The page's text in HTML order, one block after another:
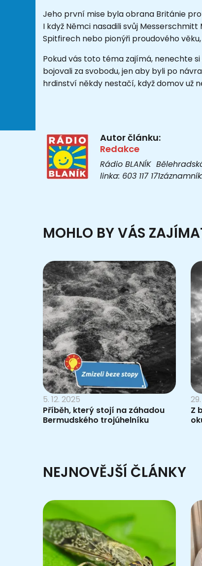
Jeho první mise byla obrana Británie
I když Němci nasadili svůj
Spitfirech nebo pionýři proudového věku,
Pokud vás toto téma zajímá, nenechte
bojovali za svobodu, jen aby byli po
hrdinství někdy nestačí, když domov už
Autor článku:
Redakce
Rádio BLANÍK
linka: 603 117
MOHLO BY VÁS
5. 12. 2025
Příběh, který stojí na záhadou
Bermudského trojúhelníku
Z
NEJNOVĚJŠÍ ČLÁNKY